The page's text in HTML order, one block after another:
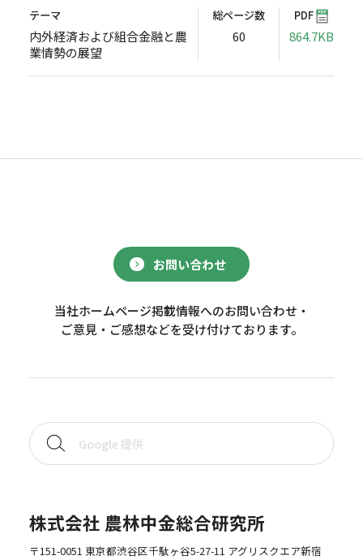
テーマ
内外経済および組合金融と農
業情勢の展望
総ページ数
60
PDF
864.7KB
お問い合わせ
当社ホームページ掲載情報へのお問い合わせ・
ご意見・ご感想などを受け付けております。
株式会社 農林中金総合研究所
〒151-0051 東京都渋谷区千駄ヶ谷5-27-11 アグリスクエア新宿